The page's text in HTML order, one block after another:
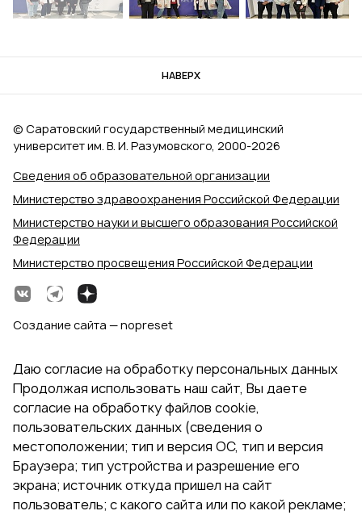
НАВЕРХ
Сведения об образовательной организации
Министерство здравоохранения Российской Федерации
Министерство науки и высшего образования Российской
Федерации
Министерство просвещения Российской Федерации
© Саратовский государственный медицинский
университет им. В. И. Разумовского, 2000‑2026
Создание сайта — nopreset
Даю согласие на обработку персональных данных
Продолжая использовать наш сайт, Вы даете
согласие на обработку файлов cookie,
пользовательских данных (сведения о
местоположении; тип и версия ОС, тип и версия
Браузера; тип устройства и разрешение его
экрана; источник откуда пришел на сайт
пользователь; с какого сайта или по какой рекламе;